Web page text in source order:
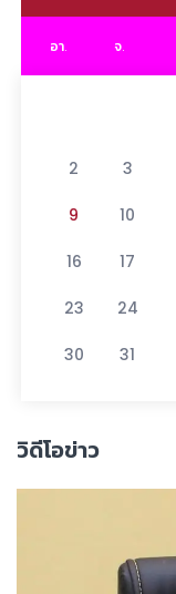
อา. จ.
2 3
9 10
16 17
23 24
30 31
วิดีโอข่าว